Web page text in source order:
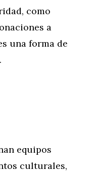
como
a
una forma de
equipos
culturales,